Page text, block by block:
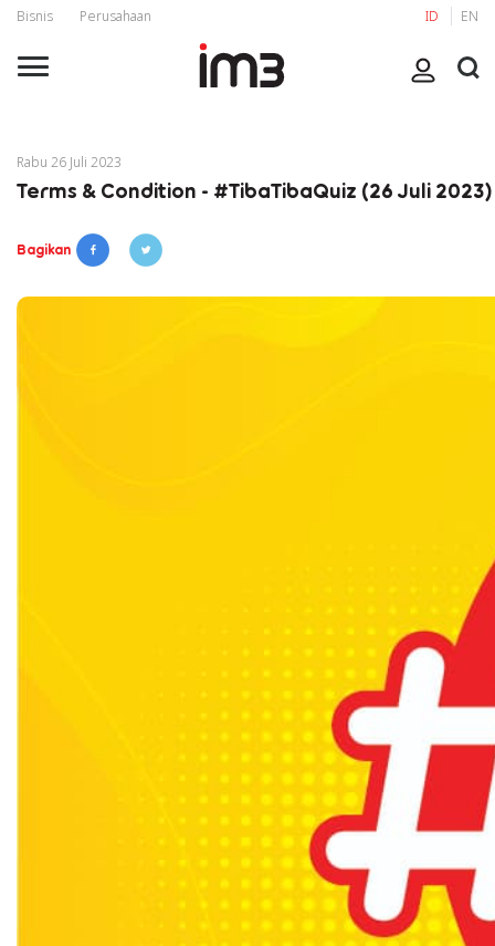
Bisnis Perusahaan ID EN
Rabu 26 Juli 2023
Terms & Condition - #TibaTibaQuiz (26 Juli 2023)
Bagikan